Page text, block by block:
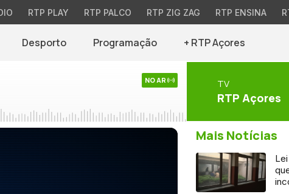
RTP PLAY RTP PALCO RTP ZIG ZAG RTP ENSINA
Desporto Programação + RTP Açores
NO AR TV
RTP Açores
Mais Notícias